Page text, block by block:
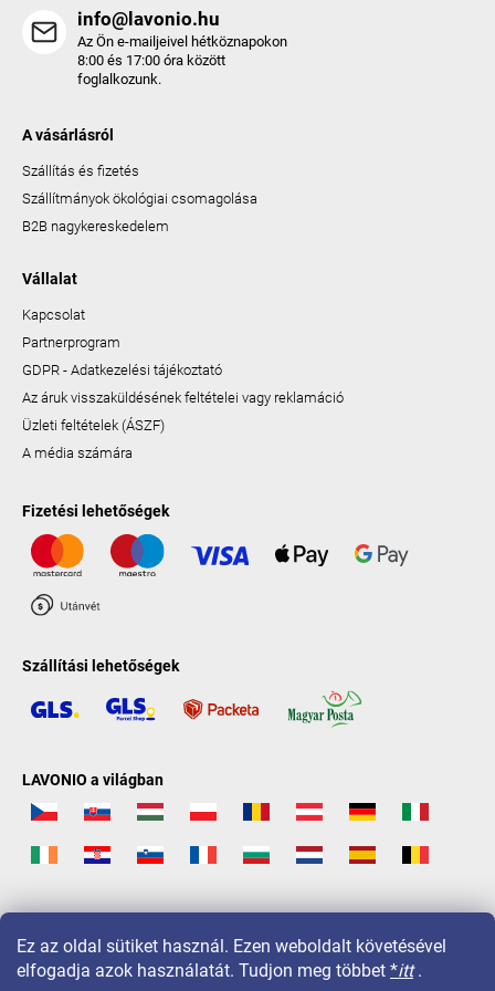
Ez az oldal sütiket használ. Ezen weboldalt követésével
elfogadja azok használatát. Tudjon meg többet *itt.
info@lavonio.hu
Az Ön e-mailjeivel hétköznapokon
8:00 és 17:00 óra között
foglalkozunk.
A vásárlásról
Szállítás és fizetés
Szállítmányok ökológiai csomagolása
B2B nagykereskedelem
Vállalat
Kapcsolat
Partnerprogram
GDPR - Adatkezelési tájékoztató
Az áruk visszaküldésének feltételei vagy reklamáció
Üzleti feltételek (ÁSZF)
A média számára
Fizetési lehetőségek
Szállítási lehetőségek
LAVONIO a világban